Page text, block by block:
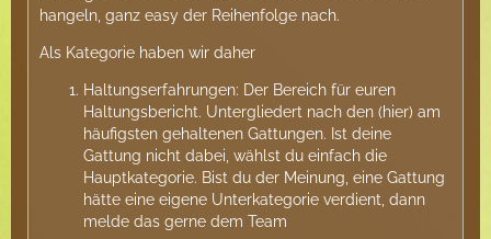
hangeln, ganz easy der Reihenfolge nach.
Als Kategorie haben wir daher
Haltungserfahrungen: Der Bereich für euren
Haltungsbericht. Untergliedert nach den (hier) am
häufigsten gehaltenen Gattungen. Ist deine
Gattung nicht dabei, wählst du einfach die
Hauptkategorie. Bist du der Meinung, eine Gattung
hätte eine eigene Unterkategorie verdient, dann
melde das gerne dem Team